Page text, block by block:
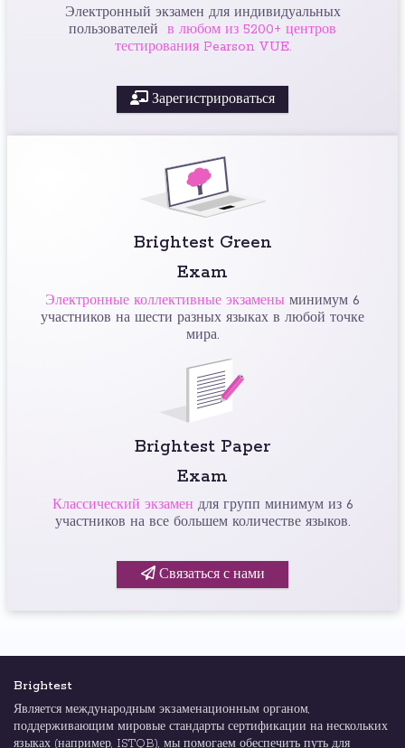
Электронный экзамен для индивидуальных
пользователей
в любом из 5200+ центров
тестирования Pearson VUE.
Зарегистрироваться
Brightest Green
Exam
Электронные коллективные экзамены минимум 6
участников на шести разных языках в любой точке
мира.
Brightest Paper
Exam
Классический экзамен для групп минимум из 6
участников на все большем количестве языков.
Связаться с нами
Brightest
Является международным экзаменационным органом,
поддерживающим мировые стандарты сертификации на нескольких
языках (например, ISTQB), мы помогаем обеспечить путь для